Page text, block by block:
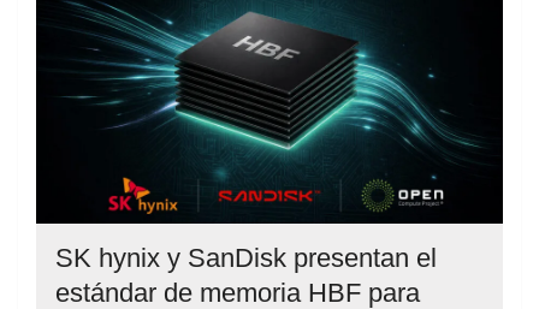
SK hynix y SanDisk presentan el
estándar de memoria HBF para